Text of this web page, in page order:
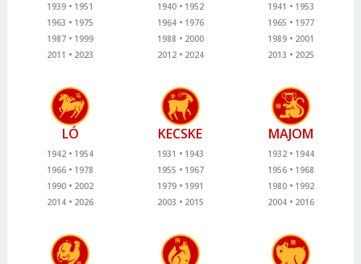
1939
1951
1963
1975
1987
1999
2011
2023
1940
1952
1964
1976
1988
2000
2012
2024
1941
1953
1965
1977
1989
2001
2013
2025
LÓ
1942
1954
1966
1978
1990
2002
2014
2026
KECSKE
1931
1943
1955
1967
1979
1991
2003
2015
MAJOM
1932
1944
1956
1968
1980
1992
2004
2016